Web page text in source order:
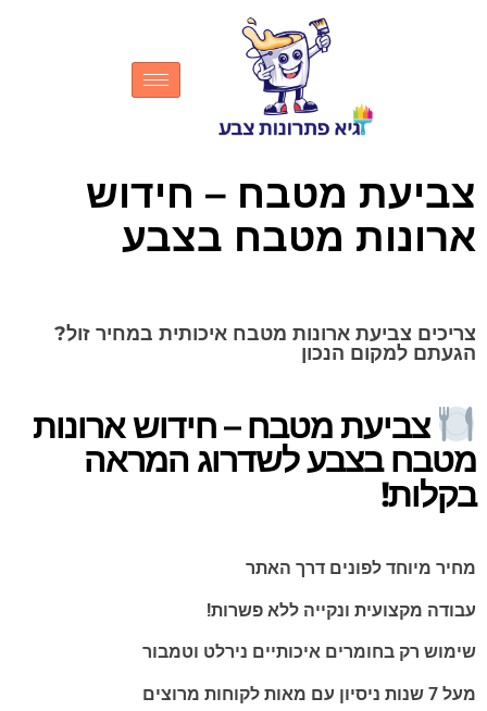
צביעת מטבח – חידוש
ארונות מטבח בצבע
צריכים צביעת ארונות מטבח איכותית במחיר זול?
הגעתם למקום הנכון
צביעת מטבח – חידוש ארונות
מטבח בצבע לשדרוג המראה
בקלות!
מחיר מיוחד לפונים דרך האתר
עבודה מקצועית ונקייה ללא פשרות!
שימוש רק בחומרים איכותיים נירלט וטמבור
מעל 7 שנות ניסיון עם מאות לקוחות מרוצים